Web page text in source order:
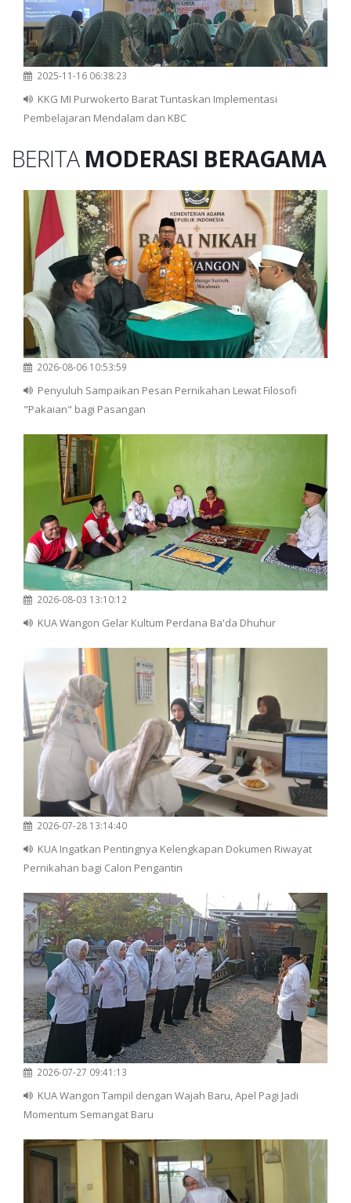
2025-11-16 06:38:23
KKG MI Purwokerto Barat Tuntaskan Implementasi
Pembelajaran Mendalam dan KBC
BERITA MODERASI BERAGAMA
2026-08-06 10:53:59
Penyuluh Sampaikan Pesan Pernikahan Lewat Filosofi
"Pakaian" bagi Pasangan
2026-08-03 13:10:12
KUA Wangon Gelar Kultum Perdana Ba'da Dhuhur
2026-07-28 13:14:40
KUA Ingatkan Pentingnya Kelengkapan Dokumen Riwayat
Pernikahan bagi Calon Pengantin
2026-07-27 09:41:13
KUA Wangon Tampil dengan Wajah Baru, Apel Pagi Jadi
Momentum Semangat Baru